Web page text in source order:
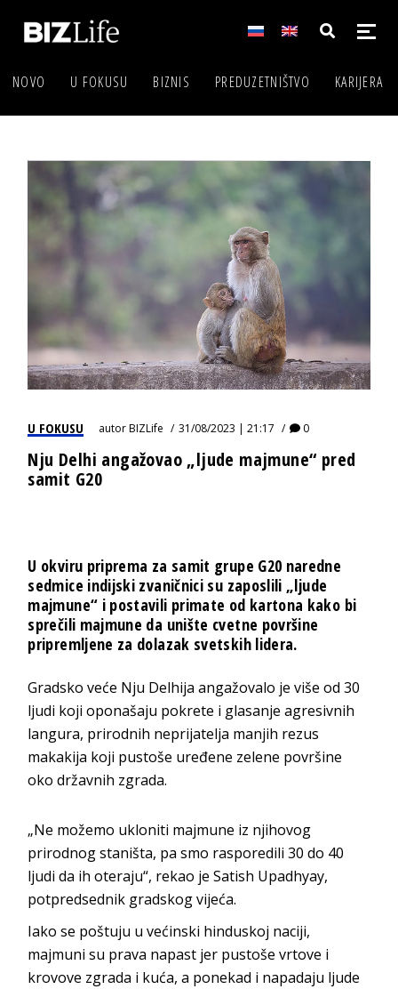
NOVO U FOKUSU BIZNIS PREDUZETNIŠTVO KARIJERA
U FOKUSU autorBIZLife 31/08/2023 | 21:17 0
Nju Delhi angažovao „ljude majmune“ pred
samit G20
U okviru priprema za samit grupe G20 naredne
sedmice indijski zvaničnici su zaposlili „ljude
majmune“ i postavili primate od kartona kako bi
sprečili majmune da unište cvetne površine
pripremljene za dolazak svetskih lidera.
Gradsko veće Nju Delhija angažovalo je više od 30
ljudi koji oponašaju pokrete i glasanje agresivnih
langura, prirodnih neprijatelja manjih rezus
makakija koji pustoše uređene zelene površine
oko državnih zgrada.
„Ne možemo ukloniti majmune iz njihovog
prirodnog staništa, pa smo rasporedili 30 do 40
ljudi da ih oteraju“, rekao je Satish Upadhyay,
potpredsednik gradskog vijeća.
Iako se poštuju u većinski hinduskoj naciji,
majmuni su prava napast jer pustoše vrtove i
krovove zgrada i kuća, a ponekad i napadaju ljude